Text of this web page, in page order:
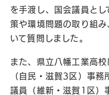
を手渡し、国会議員と
策や環境問題の取り組
いて質問しました。
また、県立八幡工業高
（自民・滋賀3区）事務
議員（維新・滋賀1区）